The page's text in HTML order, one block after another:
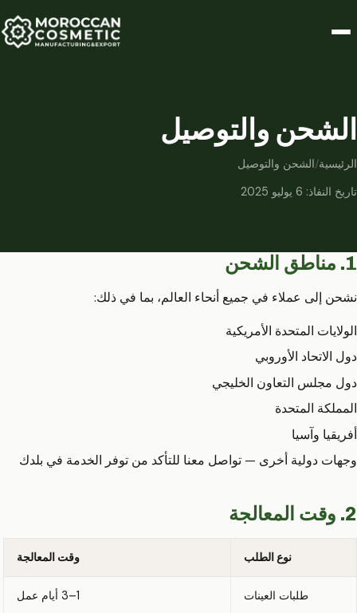
الشحن والتوصيل
الرئيسية/الشحن والتوصيل
تاريخ النفاذ: 6 يوليو 2025
1. مناطق الشحن
نشحن إلى عملاء في جميع أنحاء العالم، بما في ذلك:
الولايات المتحدة الأمريكية
دول الاتحاد الأوروبي
دول مجلس التعاون الخليجي
المملكة المتحدة
أفريقيا وآسيا
وجهات دولية أخرى — تواصل معنا للتأكد من توفر الخدمة في بلدك
2. وقت المعالجة
نوع الطلب وقت المعالجة
طلبات العينات 1–3 أيام عمل